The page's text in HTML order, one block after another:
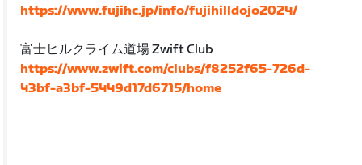
https://www.fujihc.jp/info/fujihilldojo2024/
富士ヒルクライム道場 Zwift Club
https://www.zwift.com/clubs/f8252f65-726d-
43bf-a3bf-5449d17d6715/home